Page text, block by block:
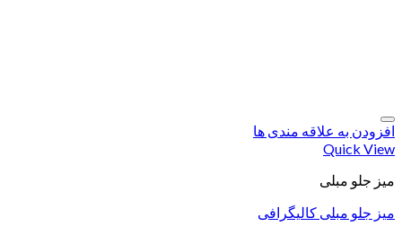
افزودن به علاقه مندی ها
Quick View
میز جلو مبلی
میز جلو مبلی کالیگرافی